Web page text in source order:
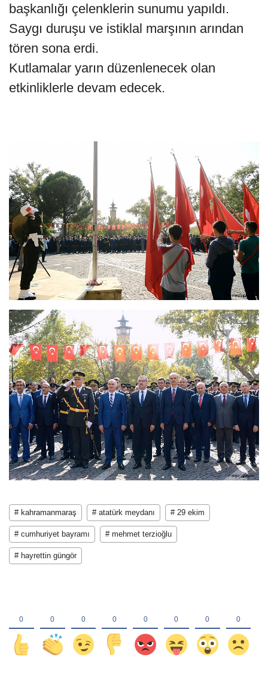
başkanlığı çelenklerin sunumu yapıldı.
Saygı duruşu ve istiklal marşının arından
tören sona erdi.
Kutlamalar yarın düzenlenecek olan
etkinliklerle devam edecek.
# kahramanmaraş # atatürk meydanı # 29 ekim
# cumhuriyet bayramı # mehmet terzioğlu
# hayrettin güngör